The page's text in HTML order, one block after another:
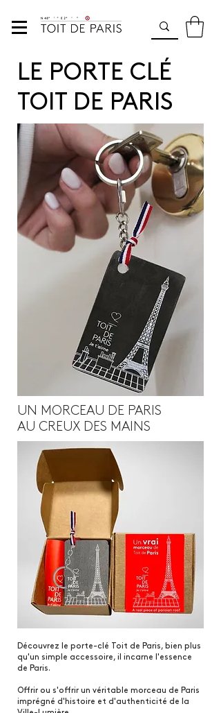
LE PORTE CLÉ
TOIT DE PARIS
UN MORCEAU DE PARIS
AU CREUX DES MAINS
Découvrez le porte-clé Toit de Paris, bien plus
qu'un simple accessoire, il incarne l'essence
de Paris.
Offrir ou s'offrir un véritable morceau de Paris
imprégné d'histoire et d'authenticité de la